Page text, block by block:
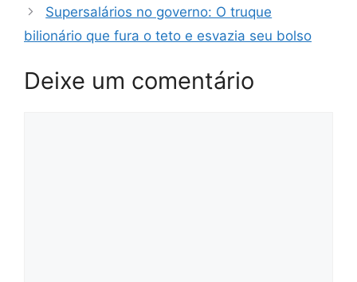
Supersalários no governo: O truque
bilionário que fura o teto e esvazia seu bolso
Deixe um comentário